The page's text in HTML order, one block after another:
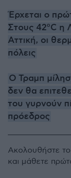
Έρχεται ο
Στους 42°C η
Αττική, οι
πόλεις
Ο Τραμπ
δεν θα
του γυρνούν
πρόεδρος
Ακολουθήστε το
και μάθετε